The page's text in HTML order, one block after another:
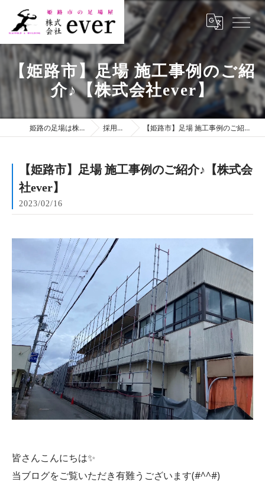
【姫路市】足場 施工事例のご紹
介♪【株式会社ever】
姫路の足場は株式会社ever 採用ブログ 【姫路市】足場 施工事例のご紹介♪【株式会社ever】
【姫路市】足場 施工事例のご紹介♪【株式会
社ever】
2023/02/16
皆さんこんにちは✨
当ブログをご覧いただき有難うございます(#^^#)